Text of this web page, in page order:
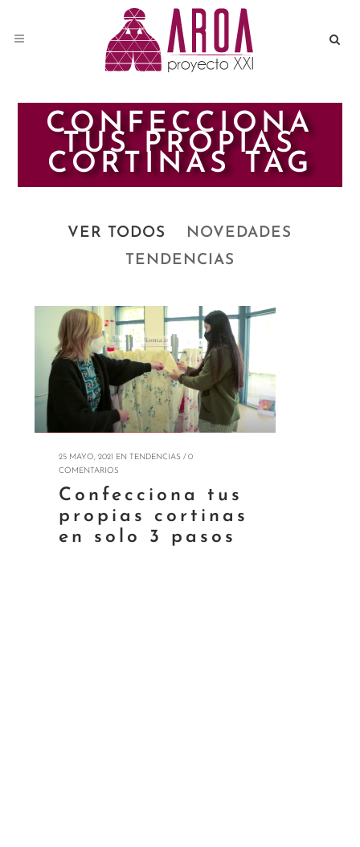
CONFECCIONA
TUS PROPIAS
CORTINAS TAG
VER TODOS
NOVEDADES
TENDENCIAS
25 MAYO, 2021 EN TENDENCIAS / 0
COMENTARIOS
Confecciona tus
propias cortinas
en solo 3 pasos